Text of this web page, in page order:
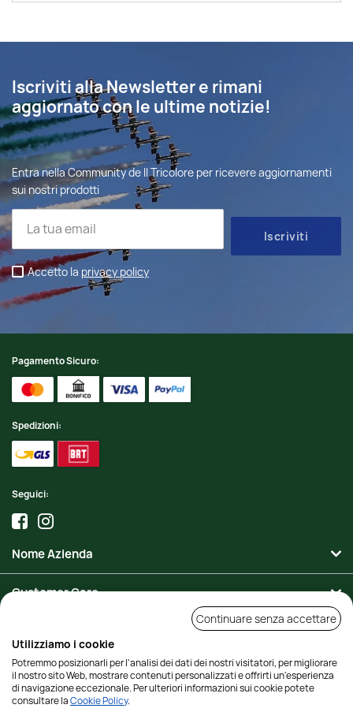
Iscriviti alla Newsletter e rimani
aggiornato con le ultime notizie!
Entra nella Community de Il Tricolore per ricevere aggiornamenti
sui nostri prodotti
Accetto la privacy policy
Pagamento Sicuro:
Spedizioni:
Seguici:
Nome Azienda
Customer Care
Contatti
Continuare senza accettare
Utilizziamo i cookie
Potremmo posizionarli per l'analisi dei dati dei nostri visitatori, per migliorare
il nostro sito Web, mostrare contenuti personalizzati e offrirti un'esperienza
di navigazione eccezionale. Per ulteriori informazioni sui cookie potete
consultare laCookie Policy.